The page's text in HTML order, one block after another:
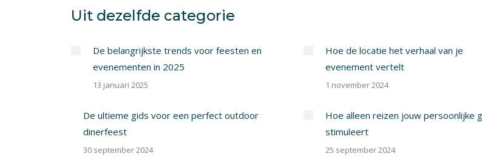
Uit dezelfde categorie
De belangrijkste trends voor feesten en
evenementen in 2025
13 januari 2025
Hoe de locatie het verhaal van je
evenement vertelt
1 november 2024
De ultieme gids voor een perfect outdoor
dinerfeest
30 september 2024
Hoe alleen reizen jouw persoonlijke
stimuleert
25 september 2024